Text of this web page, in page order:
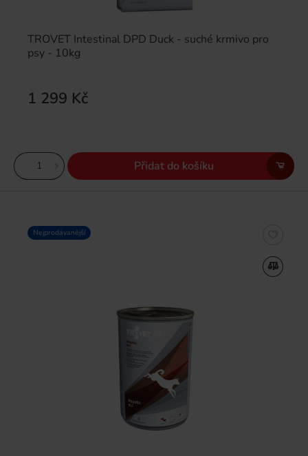
TROVET Intestinal DPD Duck - suché krmivo pro
psy - 10kg
1 299 Kč
Přidat do košíku
Nejprodávanější